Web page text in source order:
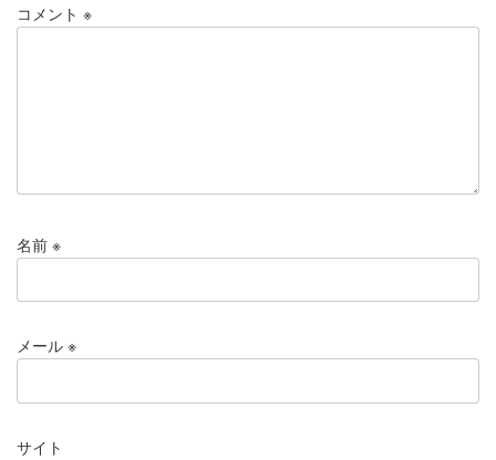
コメント ※
名前 ※
メール ※
サイト